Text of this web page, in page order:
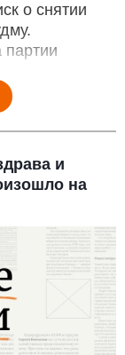
о снятии
партии
и
на